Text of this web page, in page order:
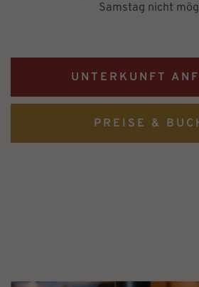
Samstag nicht
UNTERKUNFT
PREISE &